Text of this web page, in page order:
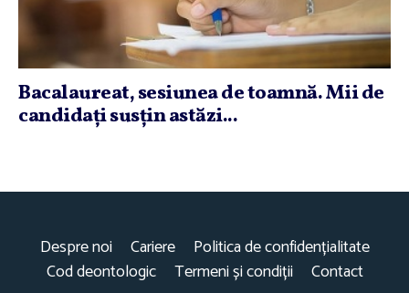
Bacalaureat, sesiunea de toamnă. Mii de
candidaţi susţin astăzi...
Despre noi Cariere
Politica de confidențialitate
Cod deontologic
Termeni și condiții Contact